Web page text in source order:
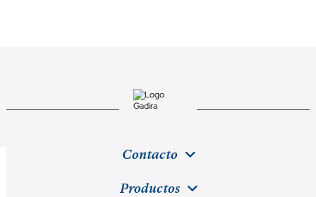
Contacto
Productos